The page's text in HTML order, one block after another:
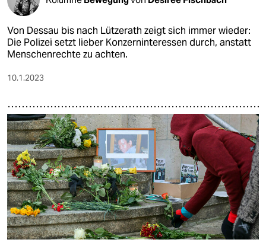
Von Dessau bis nach Lützerath zeigt sich immer wieder:
Die Polizei setzt lieber Konzerninteressen durch, anstatt
Menschenrechte zu achten.
10.1.2023